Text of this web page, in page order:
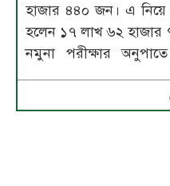
হাজার ৪৪০ জন। এ
হলেন ১৭ লাখ ৬২ হাজার
নমুনা পরীক্ষার